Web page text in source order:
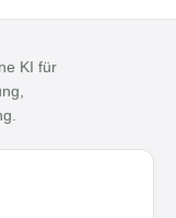
KI für